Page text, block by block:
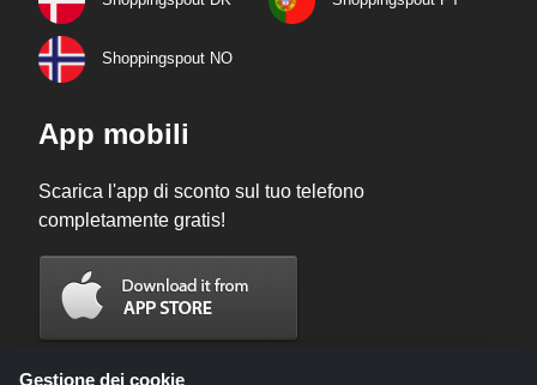
Shoppingspout NO
App mobili
Scarica l'app di sconto sul tuo telefono
completamente gratis!
Gestione dei cookie